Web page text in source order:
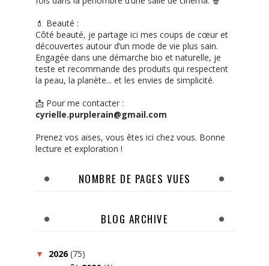
💄 Beauté :
Côté beauté, je partage ici mes coups de cœur et
découvertes autour d’un mode de vie plus sain.
Engagée dans une démarche bio et naturelle, je
teste et recommande des produits qui respectent
la peau, la planète... et les envies de simplicité.
📩 Pour me contacter :
cyrielle.purplerain@gmail.com
Prenez vos aises, vous êtes ici chez vous. Bonne
lecture et exploration !
NOMBRE DE PAGES VUES
BLOG ARCHIVE
▼ 2026(75)